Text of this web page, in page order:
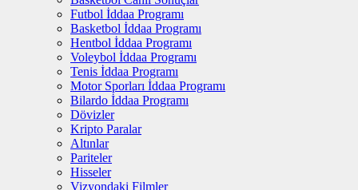
Futbol İddaa Programı
Basketbol İddaa Programı
Hentbol İddaa Programı
Voleybol İddaa Programı
Tenis İddaa Programı
Motor Sporları İddaa Programı
Bilardo İddaa Programı
Dövizler
Kripto Paralar
Altınlar
Pariteler
Hisseler
Vizyondaki Filmler